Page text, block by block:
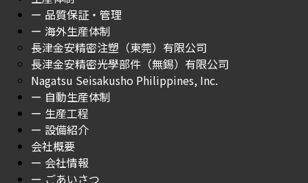
ー 品質保証・管理
ー 海外生産体制
長津金安精密注塑（東莞）有限公司
長津金安精密光學部件（無錫）有限公司
Nagatsu Seisakusho Philippines, Inc.
ー 自動生産体制
ー 生産工程
ー 設備紹介
会社概要
ー 会社情報
ー ごあいさつ